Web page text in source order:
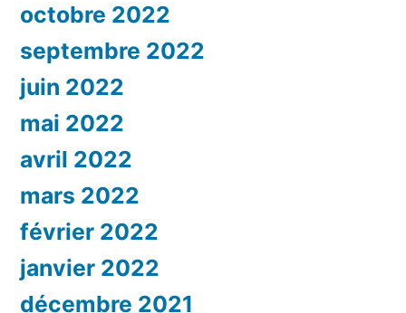
octobre 2022
septembre 2022
juin 2022
mai 2022
avril 2022
mars 2022
février 2022
janvier 2022
décembre 2021